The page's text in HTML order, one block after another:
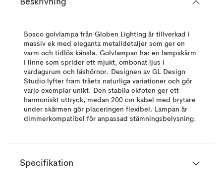
Beskrivning
Bosco golvlampa från Globen Lighting är tillverkad i
massiv ek med eleganta metalldetaljer som ger en
varm och tidlös känsla. Golvlampan har en lampskärm
i linne som sprider ett mjukt, ombonat ljus i
vardagsrum och läshörnor. Designen av GL Design
Studio lyfter fram träets naturliga variationer och gör
varje exemplar unikt. Den stabila ekfoten ger ett
harmoniskt uttryck, medan 200 cm kabel med brytare
under skärmen gör placeringen flexibel. Lampan är
dimmerkompatibel för anpassad stämningsbelysning.
Specifikation